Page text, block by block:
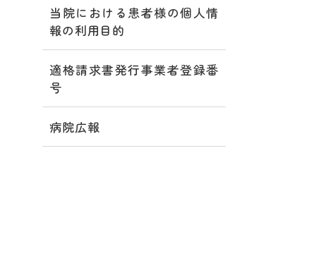
当院における患者様の個人情
報の利用目的
適格請求書発行事業者登録番
号
病院広報